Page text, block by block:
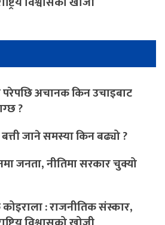
परेपछि अचानक किन उचाइबाट
?
जाने समस्या किन बढ्यो ?
जनता, नीतिमा सरकार चुक्यो
: राजनीतिक संस्कार,